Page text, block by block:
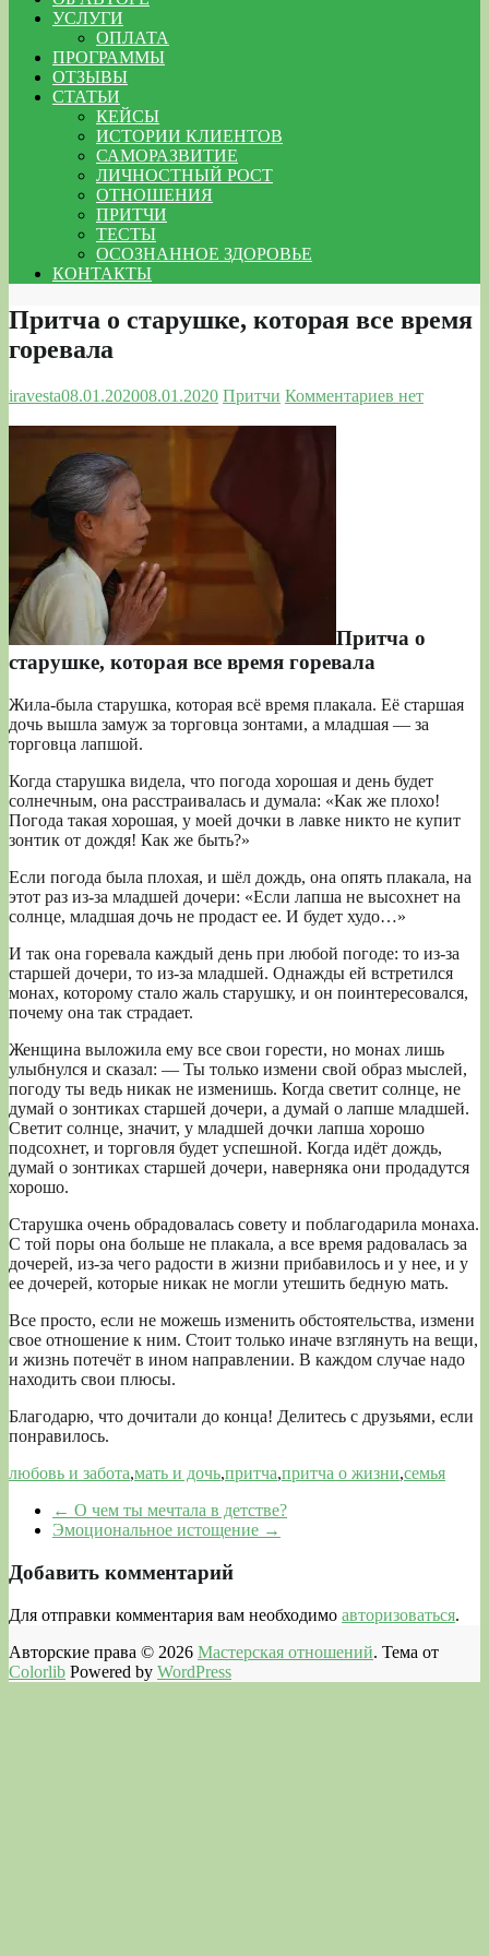
УСЛУГИ
ОПЛАТА
ПРОГРАММЫ
ОТЗЫВЫ
СТАТЬИ
КЕЙСЫ
ИСТОРИИ КЛИЕНТОВ
САМОРАЗВИТИЕ
ЛИЧНОСТНЫЙ РОСТ
ОТНОШЕНИЯ
ПРИТЧИ
ТЕСТЫ
ОСОЗНАННОЕ ЗДОРОВЬЕ
КОНТАКТЫ
Притча о старушке, которая все время
горевала
iravesta08.01.202008.01.2020 Притчи Комментариев нет
Притча о
старушке, которая все время горевала
Жила-была старушка, которая всё время плакала. Её старшая
дочь вышла замуж за торговца зонтами, а младшая — за
торговца лапшой.
Когда старушка видела, что погода хорошая и день будет
солнечным, она расстраивалась и думала: «Как же плохо!
Погода такая хорошая, у моей дочки в лавке никто не купит
зонтик от дождя! Как же быть?»
Если погода была плохая, и шёл дождь, она опять плакала, на
этот раз из-за младшей дочери: «Если лапша не высохнет на
солнце, младшая дочь не продаст ее. И будет худо…»
И так она горевала каждый день при любой погоде: то из-за
старшей дочери, то из-за младшей. Однажды ей встретился
монах, которому стало жаль старушку, и он поинтересовался,
почему она так страдает.
Женщина выложила ему все свои горести, но монах лишь
улыбнулся и сказал: — Ты только измени свой образ мыслей,
погоду ты ведь никак не изменишь. Когда светит солнце, не
думай о зонтиках старшей дочери, а думай о лапше младшей.
Светит солнце, значит, у младшей дочки лапша хорошо
подсохнет, и торговля будет успешной. Когда идёт дождь,
думай о зонтиках старшей дочери, наверняка они продадутся
хорошо.
Старушка очень обрадовалась совету и поблагодарила монаха.
С той поры она больше не плакала, а все время радовалась за
дочерей, из-за чего радости в жизни прибавилось и у нее, и у
ее дочерей, которые никак не могли утешить бедную мать.
Все просто, если не можешь изменить обстоятельства, измени
свое отношение к ним. Стоит только иначе взглянуть на вещи,
и жизнь потечёт в ином направлении. В каждом случае надо
находить свои плюсы.
Благодарю, что дочитали до конца! Делитесь с друзьями, если
понравилось.
любовь и забота,мать и дочь,притча,притча о жизни,семья
← О чем ты мечтала в детстве?
Эмоциональное истощение →
Добавить комментарий
Для отправки комментария вам необходимо авторизоваться.
Авторские права © 2026 Мастерская отношений. Тема от
Colorlib Powered by WordPress